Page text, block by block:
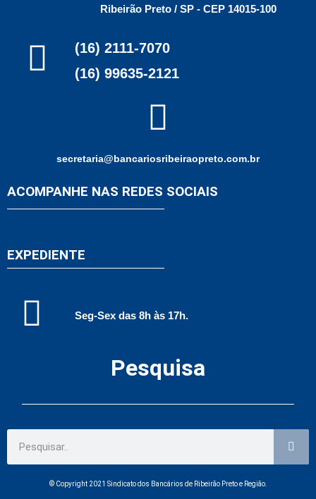
Ribeirão Preto / SP - CEP 14015-100
(16) 2111-7070
(16) 99635-2121
secretaria@bancariosribeiraopreto.com.br
ACOMPANHE NAS REDES SOCIAIS
EXPEDIENTE
Seg-Sex das 8h às 17h.
Pesquisa
© Copyright 2021 Sindicato dos Bancários de Ribeirão Preto e Região.